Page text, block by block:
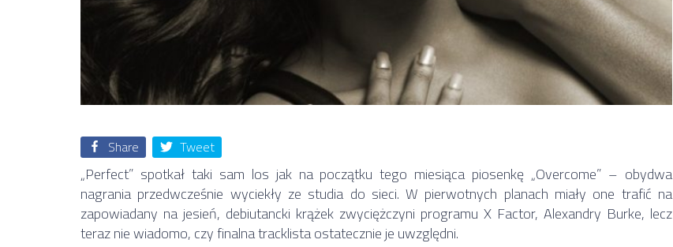
Share Tweet
„Perfect” spotkał taki sam los jak na początku tego miesiąca piosenkę „Overcome” – obydwa
nagrania przedwcześnie wyciekły ze studia do sieci. W pierwotnych planach miały one trafić na
zapowiadany na jesień, debiutancki krążek zwyciężczyni programu X Factor, Alexandry Burke, lecz
teraz nie wiadomo, czy finalna tracklista ostatecznie je uwzględni.